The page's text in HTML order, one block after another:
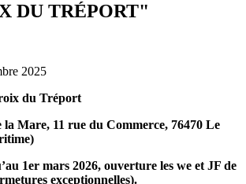
DU TRÉPORT"
2025
du Tréport
Mare, 11 rue du Commerce, 76470 Le
1er mars 2026, ouverture les we et JF de
exceptionnelles).